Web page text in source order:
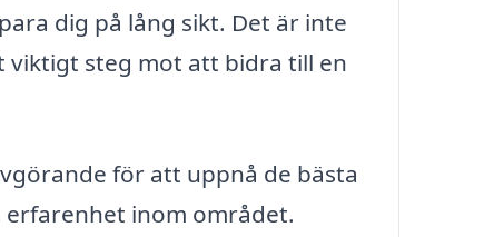
dig på lång sikt. Det är inte
viktigt steg mot att bidra till en
för att uppnå de bästa
inom området.